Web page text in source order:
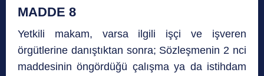
MADDE 8
Yetkili makam, varsa ilgili işçi ve işveren
örgütlerine danıştıktan sonra; Sözleşmenin 2 nci
maddesinin öngördüğü çalışma ya da istihdam